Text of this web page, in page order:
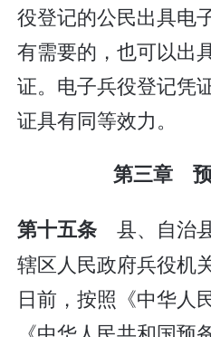
役登记的公民出具电
有需要的，也可以出
证。电子兵役登记凭
证具有同等效力。
第三章
第十五条县、自治
辖区人民政府兵役机
日前，按照《中华人